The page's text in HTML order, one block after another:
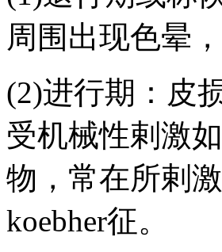
周围出现色晕
(2)进行期：皮
受机械性剌激
物，常在所剌
koebher征。